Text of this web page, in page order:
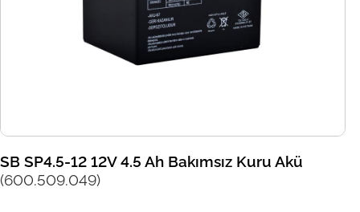
SB SP4.5-12 12V 4.5 Ah Bakımsız Kuru Akü
(600.509.049)